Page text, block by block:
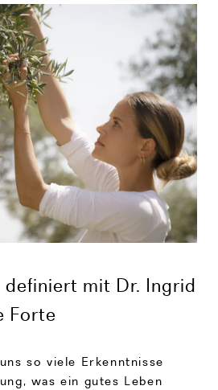
definiert mit Dr. Ingrid
Forte
so viele Erkenntnisse
was ein gutes Leben